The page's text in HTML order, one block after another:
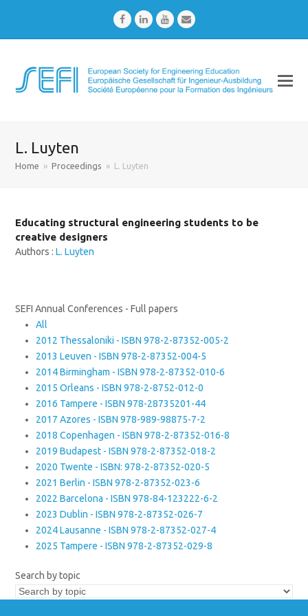
FacebookLinkedInYoutubeEmail
L. Luyten
Home » Proceedings » L. Luyten
Educating structural engineering students to be
creative designers
Authors :L. Luyten
SEFI Annual Conferences - Full papers
All
2012 Thessaloniki - ISBN 978-2-87352-005-2
2013 Leuven - ISBN 978-2-87352-004-5
2014 Birmingham - ISBN 978-2-87352-010-6
2015 Orleans - ISBN 978-2-8752-012-0
2016 Tampere - ISBN 978-28735201-44
2017 Azores - ISBN 978-989-98875-7-2
2018 Copenhagen - ISBN 978-2-87352-016-8
2019 Budapest - ISBN 978-2-87352-018-2
2020 Twente - ISBN: 978-2-87352-020-5
2021 Berlin - ISBN 978-2-87352-023-6
2022 Barcelona - ISBN 978-84-123222-6-2
2023 Dublin - ISBN 978-2-87352-026-7
2024 Lausanne - ISBN 978-2-87352-027-4
2025 Tampere - ISBN 978-2-87352-029-8
Search by topic